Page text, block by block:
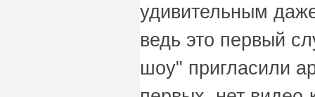
удивительным
ведь это первый
шоу" пригласили